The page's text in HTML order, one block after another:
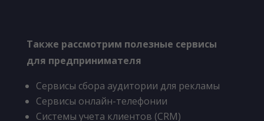
Также рассмотрим полезные сервисы
для предпринимателя
Сервисы сбора аудитории для рекламы
Сервисы онлайн-телефонии
Системы учета клиентов (CRM)